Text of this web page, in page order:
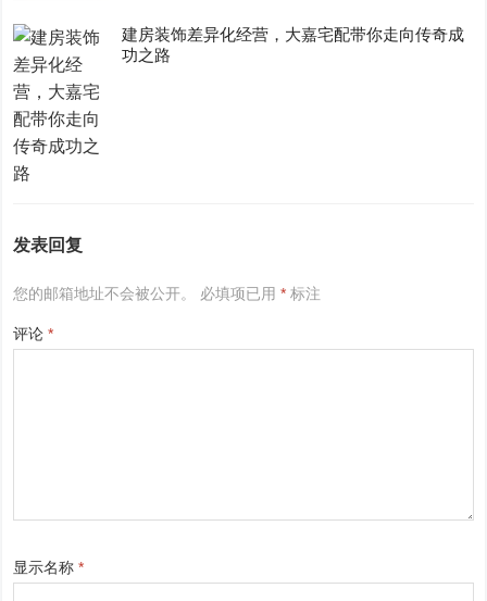
建房装饰差异化经营，大嘉宅配带你走向传奇成
功之路
发表回复
您的邮箱地址不会被公开。 必填项已用* 标注
评论*
显示名称*